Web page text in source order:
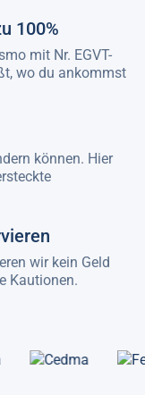
100%
mit Nr. EGVT-
wo du ankommst
können. Hier
wir kein Geld
Kautionen.